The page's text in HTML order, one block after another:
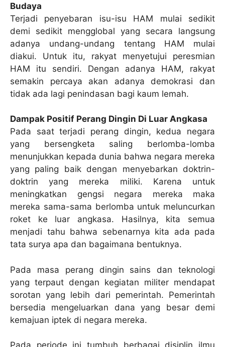
Budaya
Terjadi penyebaran isu-isu HAM mulai sedikit
demi sedikit mengglobal yang secara langsung
adanya undang-undang tentang HAM mulai
diakui. Untuk itu, rakyat menyetujui peresmian
HAM itu sendiri. Dengan adanya HAM, rakyat
semakin percaya akan adanya demokrasi dan
tidak ada lagi penindasan bagi kaum lemah.
Dampak Positif Perang Dingin Di Luar Angkasa
Pada saat terjadi perang dingin, kedua negara
yang bersengketa saling berlomba-lomba
menunjukkan kepada dunia bahwa negara mereka
yang paling baik dengan menyebarkan doktrin-
doktrin yang mereka miliki. Karena untuk
meningkatkan gengsi negara mereka maka
mereka sama-sama berlomba untuk meluncurkan
roket ke luar angkasa. Hasilnya, kita semua
menjadi tahu bahwa sebenarnya kita ada pada
tata surya apa dan bagaimana bentuknya.
Pada masa perang dingin sains dan teknologi
yang terpaut dengan kegiatan militer mendapat
sorotan yang lebih dari pemerintah. Pemerintah
bersedia mengeluarkan dana yang besar demi
kemajuan iptek di negara mereka.